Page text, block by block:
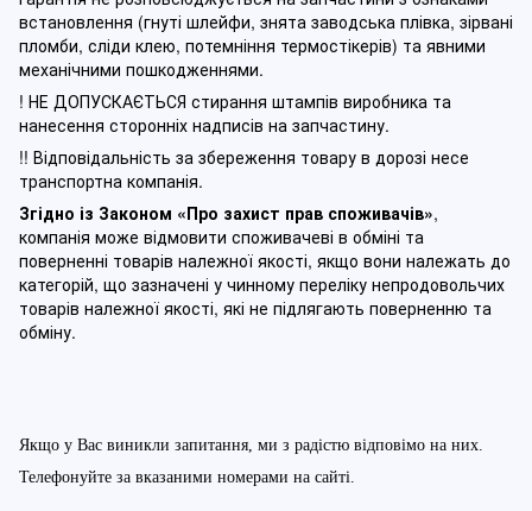
встановлення (гнуті шлейфи, знята заводська плівка, зірвані
пломби, сліди клею, потемніння термостікерів) та явними
механічними пошкодженнями.
! НЕ ДОПУСКАЄТЬСЯ стирання штампів виробника та
нанесення сторонніх надписів на запчастину.
!! Відповідальність за збереження товару в дорозі несе
транспортна компанія.
Згідно із Законом «Про захист прав споживачів»,
компанія може відмовити споживачеві в обміні та
поверненні товарів належної якості, якщо вони належать до
категорій, що зазначені у чинному переліку непродовольчих
товарів належної якості, які не підлягають поверненню та
обміну.
Якщо у Вас виникли запитання, ми з радістю відповімо на них.
Телефонуйте за вказаними номерами на сайті.